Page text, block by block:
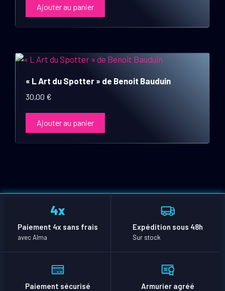
Ajouter au panier
« L Art du Spotter » de Benoit Bauduin
30,00 €
Ajouter au panier
Paiement 4x sans frais
avec Alma
Expédition sous 48h
Sur stock
Paiement sécurisé Armurier agréé